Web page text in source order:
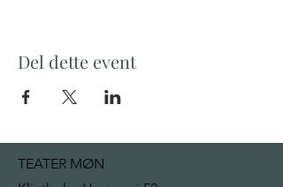
Del dette event
TEATER MØN